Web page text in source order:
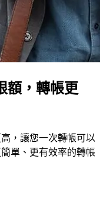
額，轉帳更
，讓您一次轉帳可以
單、更有效率的轉帳